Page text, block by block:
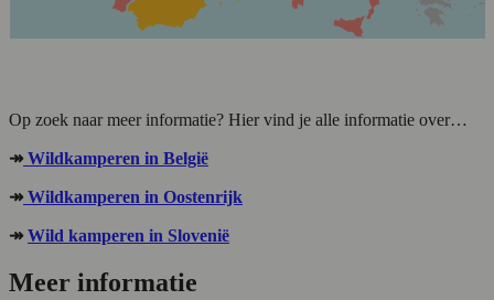
Op zoek naar meer informatie? Hier vind je alle informatie over…
↠Wildkamperen in België
↠Wildkamperen in Oostenrijk
↠Wild kamperen in Slovenië
Meer informatie